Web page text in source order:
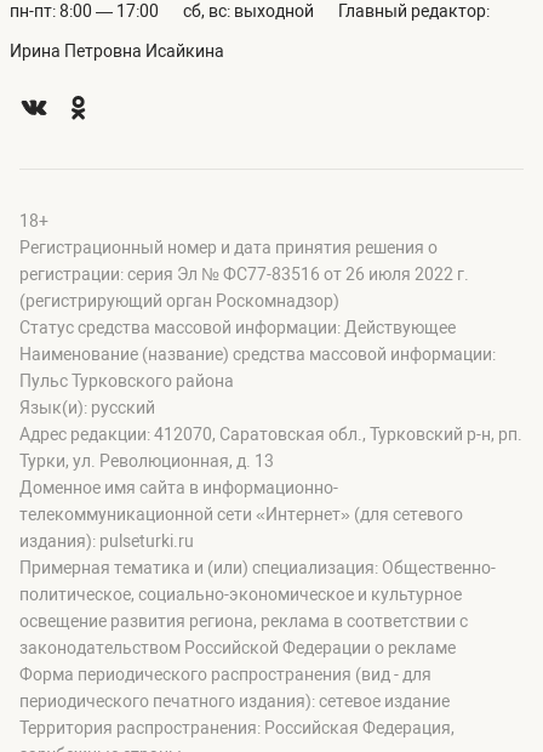
пн-пт: 8:00 — 17:00 сб, вс: выходной Главный редактор:
Ирина Петровна Исайкина
18+
Регистрационный номер и дата принятия решения о
регистрации: серия Эл № ФС77-83516 от 26 июля 2022 г.
(регистрирующий орган Роскомнадзор)
Статус средства массовой информации: Действующее
Наименование (название) средства массовой информации:
Пульс Турковского района
Язык(и): русский
Адрес редакции: 412070, Саратовская обл., Турковский р-н, рп.
Турки, ул. Революционная, д. 13
Доменное имя сайта в информационно-
телекоммуникационной сети «Интернет» (для сетевого
издания): pulseturki.ru
Примерная тематика и (или) специализация: Общественно-
политическое, социально-экономическое и культурное
освещение развития региона, реклама в соответствии с
законодательством Российской Федерации о рекламе
Форма периодического распространения (вид - для
периодического печатного издания): сетевое издание
Территория распространения: Российская Федерация,